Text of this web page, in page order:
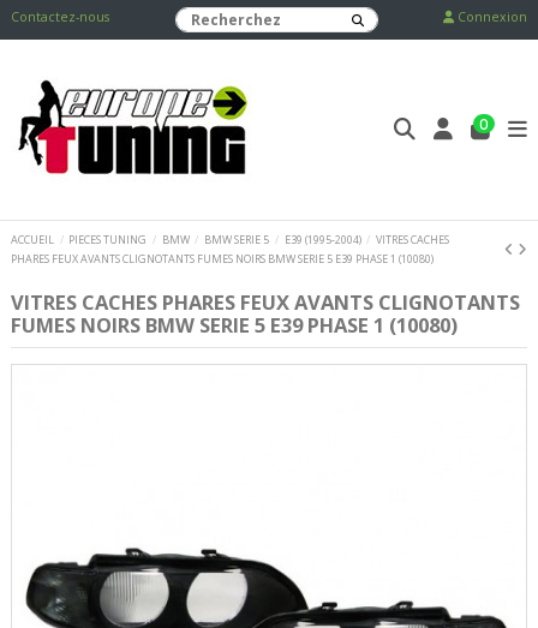
Contactez-nous Connexion
0
ACCUEIL PIECES TUNING BMW BMW SERIE 5 E39 (1995-2004)
VITRES CACHES
PHARES FEUX AVANTS CLIGNOTANTS FUMES NOIRS BMW SERIE 5 E39 PHASE 1 (10080)
VITRES CACHES PHARES FEUX AVANTS CLIGNOTANTS
FUMES NOIRS BMW SERIE 5 E39 PHASE 1 (10080)